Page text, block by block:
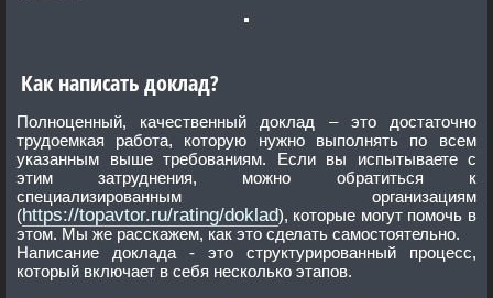
Как написать доклад?
Полноценный, качественный доклад – это достаточно
трудоемкая работа, которую нужно выполнять по всем
указанным выше требованиям. Если вы испытываете с
этим затруднения, можно обратиться к
специализированным организациям
(https://topavtor.ru/rating/doklad), которые могут помочь в
этом. Мы же расскажем, как это сделать самостоятельно.
Написание доклада - это структурированный процесс,
который включает в себя несколько этапов.